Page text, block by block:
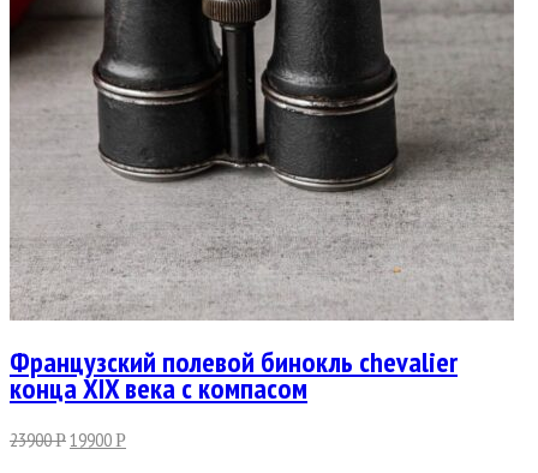
Французский полевой бинокль chevalier
конца XIX века с компасом
23900Р19900Р